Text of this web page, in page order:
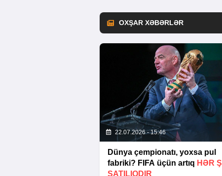
OXŞAR XƏBƏRLƏR
22.07.2026 - 15:46
Dünya çempionatı, yoxsa pul
fabriki? FIFA üçün artıq HƏR
SATILIQDIR